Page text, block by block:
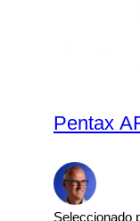
Pentax
Seleccionado